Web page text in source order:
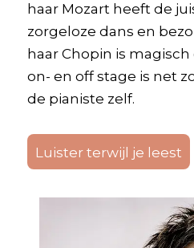
haar Mozart heeft de
zorgeloze dans en
haar Chopin is
on- en off stage is net
de pianiste zelf.
Luister terwijl je leest